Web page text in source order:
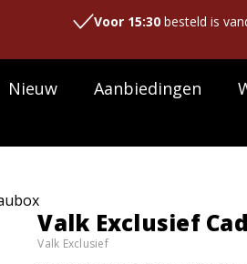
Voor 15:30besteld is
Nieuw Aanbiedingen
Valk Exclusief
Valk Exclusief